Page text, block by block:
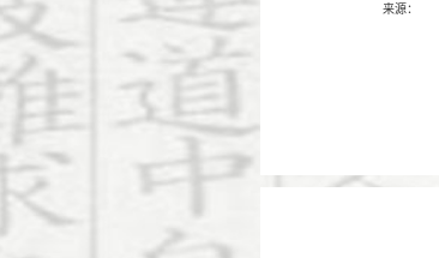
来源：